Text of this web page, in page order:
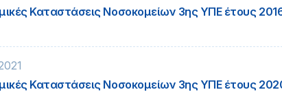
Καταστάσεις Νοσοκομείων 3ης ΥΠΕ έτους
Καταστάσεις Νοσοκομείων 3ης ΥΠΕ έτους